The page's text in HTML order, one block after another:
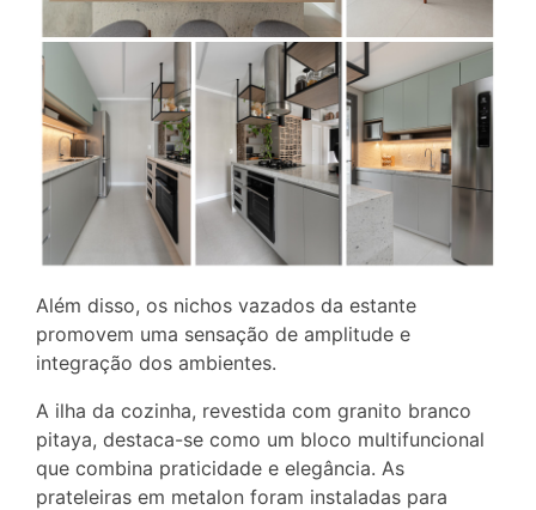
Além disso, os nichos vazados da estante
promovem uma sensação de amplitude e
integração dos ambientes.
A ilha da cozinha, revestida com granito branco
pitaya, destaca-se como um bloco multifuncional
que combina praticidade e elegância. As
prateleiras em metalon foram instaladas para